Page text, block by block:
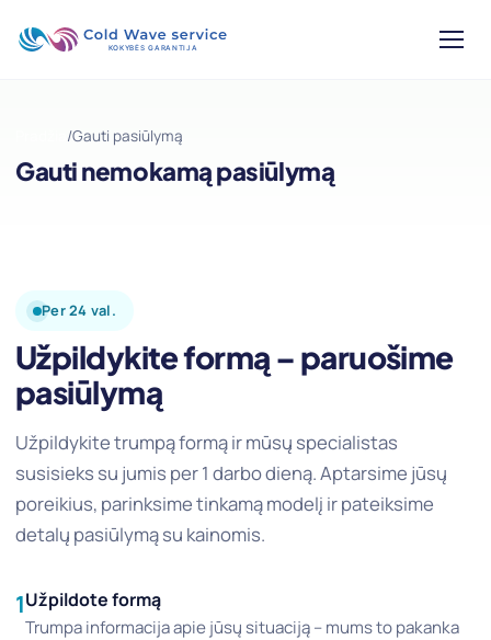
/Gauti pasiūlymą
Gauti nemokamą pasiūlymą
Per 24 val.
Užpildykite formą – paruošime
pasiūlymą
Užpildykite trumpą formą ir mūsų specialistas
susisieks su jumis per 1 darbo dieną. Aptarsime jūsų
poreikius, parinksime tinkamą modelį ir pateiksime
detalų pasiūlymą su kainomis.
1Užpildote formą
Trumpa informacija apie jūsų situaciją – mums to pakanka